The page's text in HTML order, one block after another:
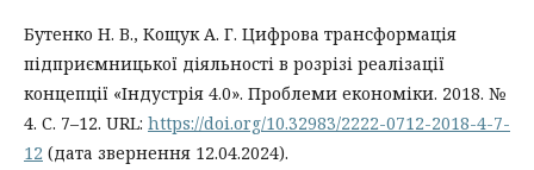
Бутенко Н. В., Кощук А. Г. Цифрова трансформація
підприємницької діяльності в розрізі реалізації
концепції «Індустрія 4.0». Проблеми економіки. 2018. №
4. С. 7–12. URL: https://doi.org/10.32983/2222-0712-2018-4-7-
12 (дата звернення 12.04.2024).